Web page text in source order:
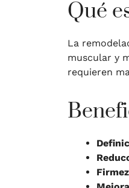
Qué
La
muscular y
requieren